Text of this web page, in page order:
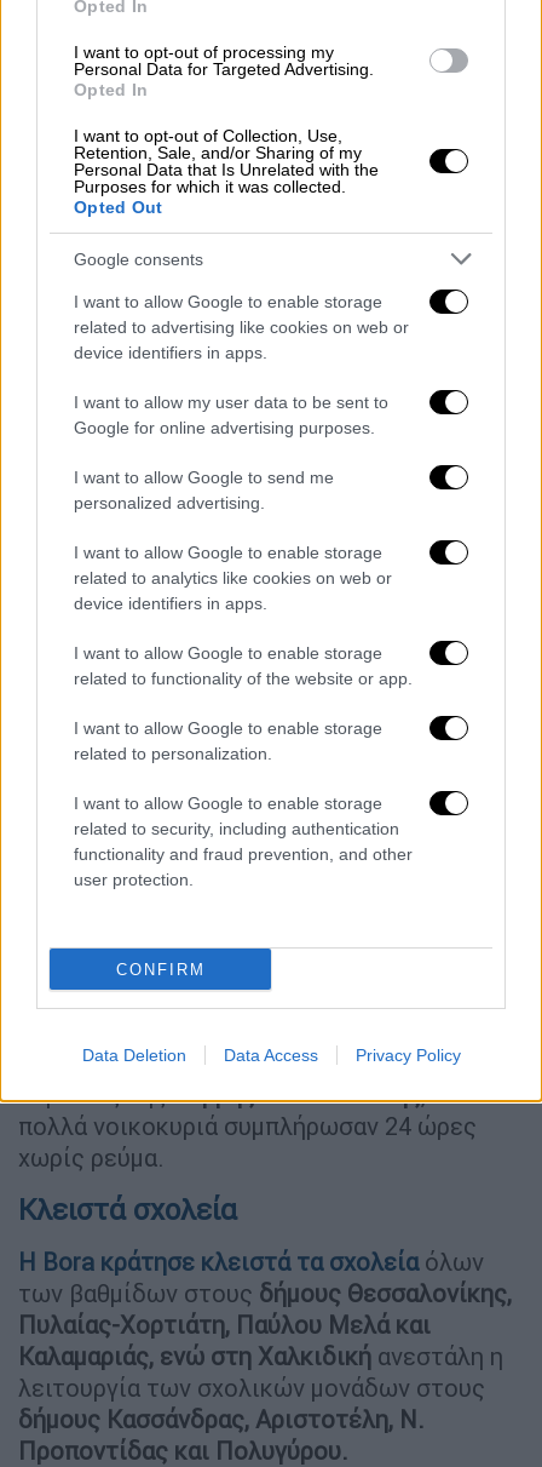
Opted In
I want to opt-out of processing my
Personal Data for Targeted Advertising.
Opted In
I want to opt-out of Collection, Use,
Retention, Sale, and/or Sharing of my
Personal Data that Is Unrelated with the
Purposes for which it was collected.
Opted Out
Google consents
I want to allow Google to enable storage
related to advertising like cookies on web or
device identifiers in apps.
I want to allow my user data to be sent to
Google for online advertising purposes.
I want to allow Google to send me
personalized advertising.
I want to allow Google to enable storage
related to analytics like cookies on web or
device identifiers in apps.
I want to allow Google to enable storage
related to functionality of the website or app.
I want to allow Google to enable storage
related to personalization.
I want to allow Google to enable storage
related to security, including authentication
functionality and fraud prevention, and other
user protection.
CONFIRM
Data Deletion Data Access Privacy Policy
κακοκαιρίας
Χαλκιδικής
, όπου, στο νότιο τμήμα της,
πλημμύρησαν σπίτια, υπόγεια και
καταστήματα, ενώ δρόμοι μετατράπηκαν σε
ποτάμια και καταλήφθηκαν από λάσπες και
φερτά υλικά, με αποτέλεσμα να καταστούν
απροσπέλαστοι για τους οδηγούς.
Τα μεσάνυχτα, οι κάτοικοι της περιοχής
απαγόρευε τις μετακινήσεις μεταξύ Πόρτο
Κουφού και Νέου Μαρμαρά,λόγω έντονων
δίκτυο.
διάρκεια του Σαββατοκύριακου, μεγάλα ύψη
βροχής στους νομούς
Ημαθίας και Πιερίας,ενώ το σκηνικό
συνέθεταν οι θυελλώδεις άνεμοι που
ξεπερνούσαν τοπικά τα 8 - 9 μποφόρ.
Στην Κεντρική Μακεδονία, ηΠυροσβεστική
δέχθηκε συνολικά το διήμερο 1.660 κλήσεις
και σύμφωνα με ανακοίνωσης της Υπηρεσίας
πραγματοποιήθηκαν 1.039 κοπές δέντρων, 50
αφαιρέσεις αντικειμένων, 45 αντλήσεις
υδάτων και οκτώ μεταφορές ατόμων σε
ασφαλή σημεία.
συνεργεία τουΔΕΔΔΗΕ
πόδι, προσπαθώντας να αποκαταστήσουν τις
σημαντικότερα προβλήματα εντοπίζονται σε
περιοχές τηςΘέρμης Θεσσαλονίκης, όπου
πολλά νοικοκυριά συμπλήρωσαν 24 ώρες
χωρίς ρεύμα.
Κλειστά σχολεία
Η Bora κράτησε κλειστά τα σχολείαόλων
των βαθμίδων στους δήμους Θεσσαλονίκης,
Πυλαίας-Χορτιάτη, Παύλου Μελά και
Καλαμαριάς, ενώ στη Χαλκιδική ανεστάλη η
λειτουργία των σχολικών μονάδων στους
δήμους Κασσάνδρας, Αριστοτέλη, Ν.
Προποντίδας και Πολυγύρου.